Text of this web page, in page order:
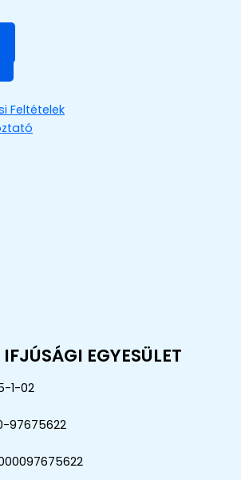
Feltételek
EGYESÜLET
1-02
97675622